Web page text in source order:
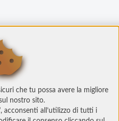
che tu possa avere la migliore
nostro sito.
, acconsenti all’utilizzo di tutti i